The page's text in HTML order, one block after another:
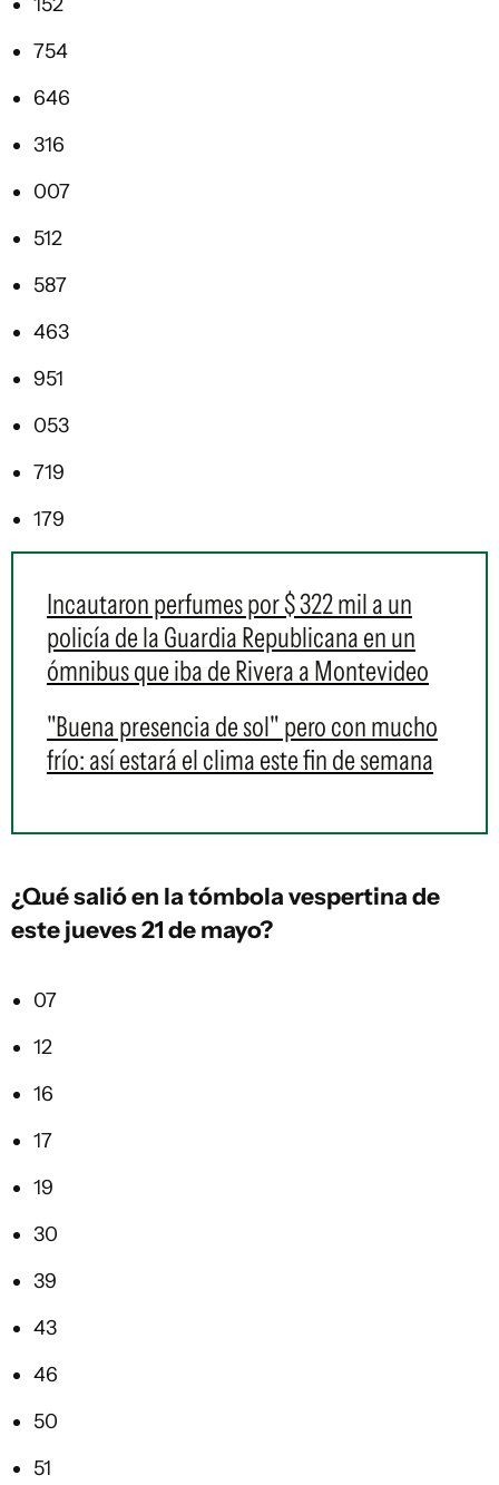
754
646
316
007
512
587
463
951
053
719
179
Incautaron perfumes por $ 322 mil a un
policía de la Guardia Republicana en un
ómnibus que iba de Rivera a Montevideo
"Buena presencia de sol" pero con mucho
frío: así estará el clima este fin de semana
¿Qué salió en latómbola vespertinade
este jueves 21 de mayo?
07
12
16
17
19
30
39
43
46
50
51